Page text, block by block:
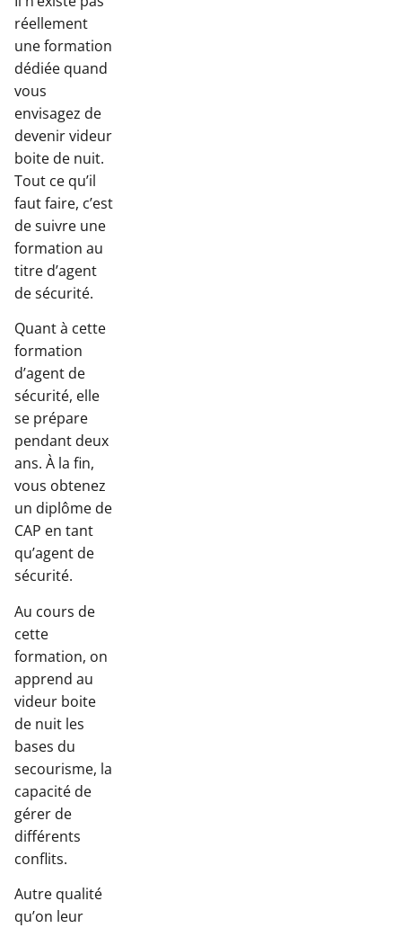
réellement
une formation
dédiée quand
vous
envisagez de
devenir videur
boite de nuit.
Tout ce qu’il
faut faire, c’est
de suivre une
formation au
titre d’agent
de sécurité.
Quant à cette
formation
d’agent de
sécurité, elle
se prépare
pendant deux
ans. À la fin,
vous obtenez
un diplôme de
CAP en tant
qu’agent de
sécurité.
Au cours de
cette
formation, on
apprend au
videur boite
de nuit les
bases du
secourisme, la
capacité de
gérer de
différents
conflits.
Autre qualité
qu’on leur